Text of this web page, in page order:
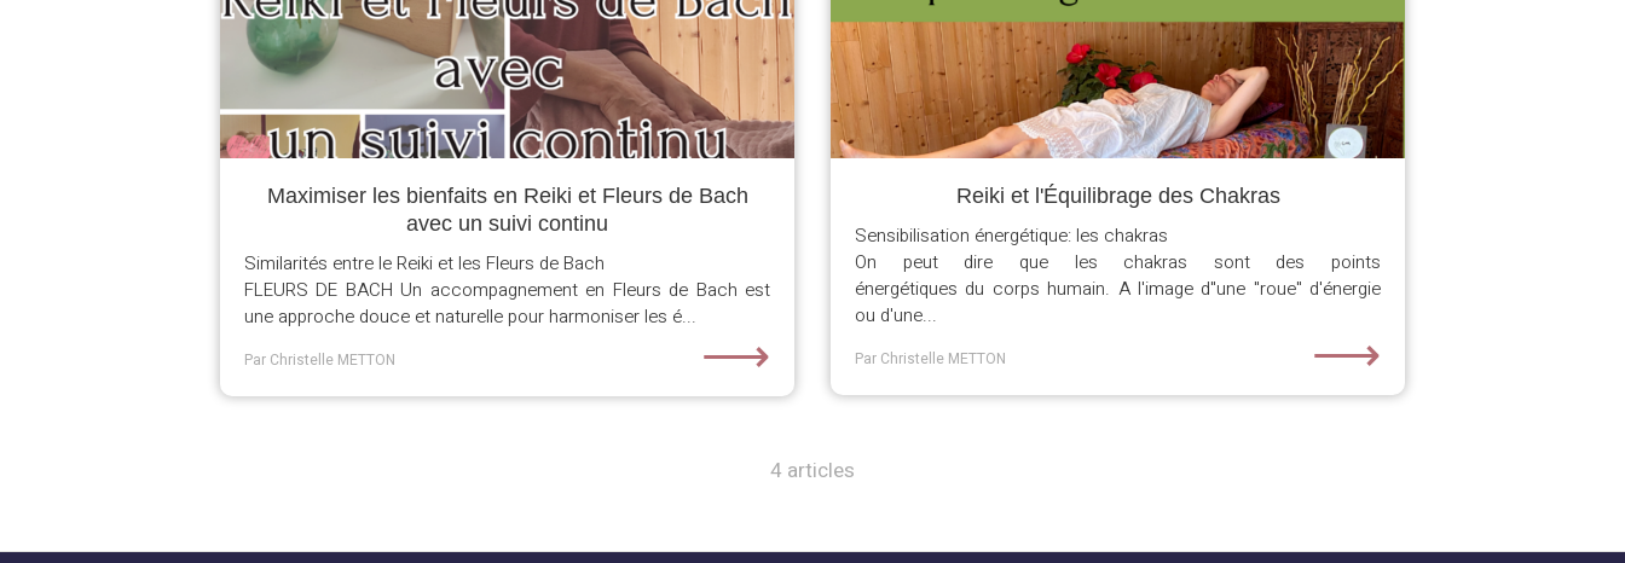
Maximiser les bienfaits en Reiki et Fleurs de Bach
avec un suivi continu
Similarités entre le Reiki et les Fleurs de Bach
FLEURS DE BACH Un accompagnement en Fleurs de Bach est
une approche douce et naturelle pour harmoniser les é...
Par Christelle METTON ⟶
Reiki et l'Équilibrage des Chakras
Sensibilisation énergétique: les chakras
On peut dire que les chakras sont des points
énergétiques du corps humain. A l'image d"une "roue" d'énergie
ou d'une...
Par Christelle METTON ⟶
4 articles